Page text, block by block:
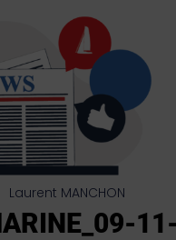
Laurent MANCHON